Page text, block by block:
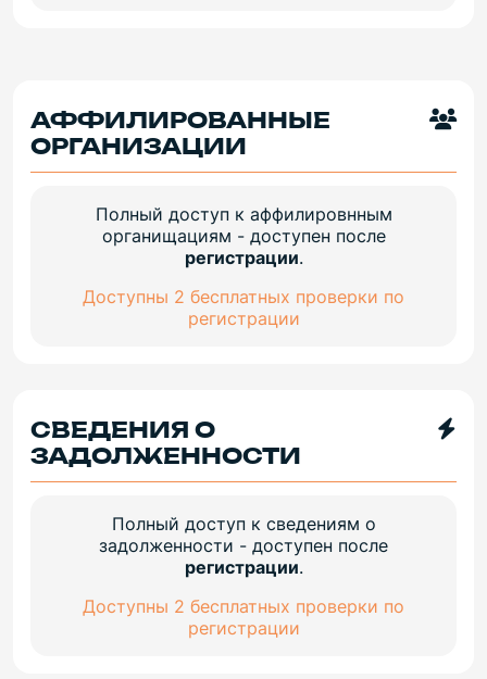
АФФИЛИРОВАННЫЕ
ОРГАНИЗАЦИИ
Полный доступ к аффилировнным
органищациям - доступен после
регистрации.
Доступны 2 бесплатных проверки по
регистрации
СВЕДЕНИЯ О
ЗАДОЛЖЕННОСТИ
Полный доступ к сведениям о
задолженности - доступен после
регистрации.
Доступны 2 бесплатных проверки по
регистрации